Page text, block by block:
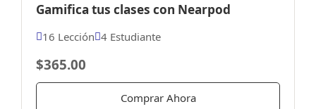
Gamifica tus clases con Nearpod
16 Lección 4 Estudiante
$365.00
Comprar Ahora